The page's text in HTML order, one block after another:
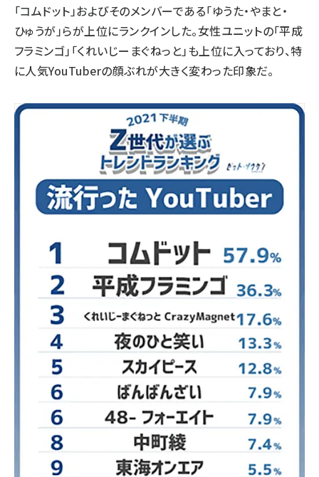
「コムドット」およびそのメンバーである「ゆうた・やまと・
ひゅうが」らが上位にランクインした。女性ユニットの「平成
フラミンゴ」「くれいじーまぐねっと」も上位に入っており、特
に人気YouTuberの顔ぶれが大きく変わった印象だ。